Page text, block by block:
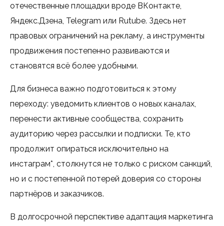
отечественные площадки вроде ВКонтакте,
Яндекс.Дзена, Telegram или Rutube. Здесь нет
правовых ограничений на рекламу, а инструменты
продвижения постепенно развиваются и
становятся всё более удобными.
Для бизнеса важно подготовиться к этому
переходу: уведомить клиентов о новых каналах,
перенести активные сообщества, сохранить
аудиторию через рассылки и подписки. Те, кто
продолжит опираться исключительно на
инстаграм*, столкнутся не только с риском санкций,
но и с постепенной потерей доверия со стороны
партнёров и заказчиков.
В долгосрочной перспективе адаптация маркетинга